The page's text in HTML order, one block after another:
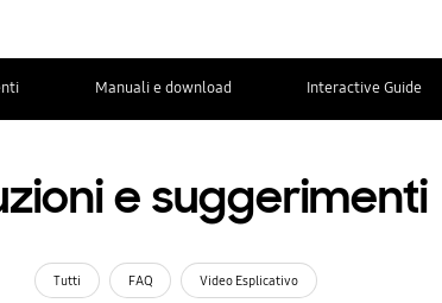
Manuali e download Interactive Guide
e suggerimenti
Tutti FAQ Video Esplicativo